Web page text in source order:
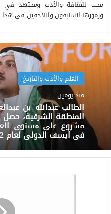
محب للثقافة والأدب ومجتهد في
ورموزها السابقون واللاحقين في هذا
العلم والأدب والتاريخ
منذ يومين
الطالب عبدالله بن
المنطقة الشرقية،
في آيسف الدولي لعام 2022م.